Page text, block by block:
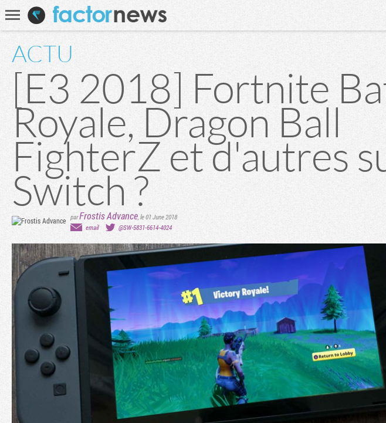
Recherche
ACTU
[E3 2018] Fortnite
Royale, Dragon Ball
FighterZ et d'autres
Switch ?
parFrostis Advance,le 01 June 2018
email
@SW-5831-6614-4024